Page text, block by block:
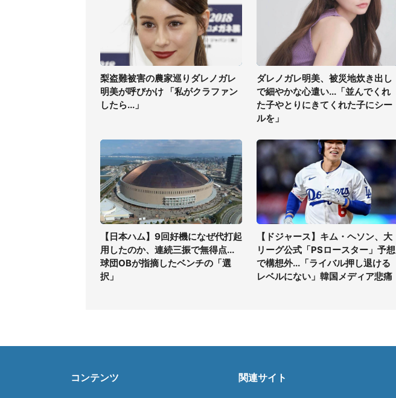
梨盗難被害の農家巡りダレノガレ
明美が呼びかけ 「私がクラファン
したら...」
ダレノガレ明美、被災地炊き出し
で細やかな心遣い...「並んでくれ
た子やとりにきてくれた子にシー
ルを」
【日本ハム】9回好機になぜ代打起
用したのか、連続三振で無得点...
球団OBが指摘したベンチの「選
択」
【ドジャース】キム・ヘソン、大
リーグ公式「PSロースター」予想
で構想外...「ライバル押し退ける
レベルにない」韓国メディア悲痛
コンテンツ 関連サイト